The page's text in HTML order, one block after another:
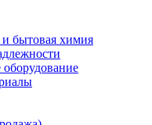
бытовая химия